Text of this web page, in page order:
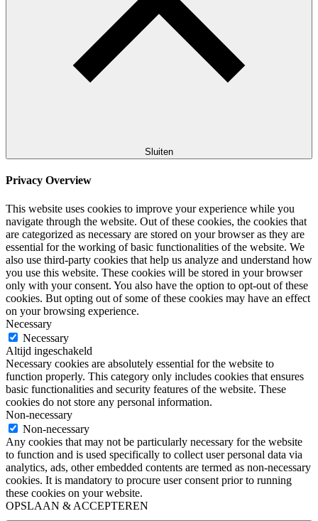
Sluiten
Privacy Overview
This website uses cookies to improve your experience while you
navigate through the website. Out of these cookies, the cookies that
are categorized as necessary are stored on your browser as they are
essential for the working of basic functionalities of the website. We
also use third-party cookies that help us analyze and understand how
you use this website. These cookies will be stored in your browser
only with your consent. You also have the option to opt-out of these
cookies. But opting out of some of these cookies may have an effect
on your browsing experience.
Necessary
Necessary
Altijd ingeschakeld
Necessary cookies are absolutely essential for the website to
function properly. This category only includes cookies that ensures
basic functionalities and security features of the website. These
cookies do not store any personal information.
Non-necessary
Non-necessary
Any cookies that may not be particularly necessary for the website
to function and is used specifically to collect user personal data via
analytics, ads, other embedded contents are termed as non-necessary
cookies. It is mandatory to procure user consent prior to running
these cookies on your website.
OPSLAAN & ACCEPTEREN